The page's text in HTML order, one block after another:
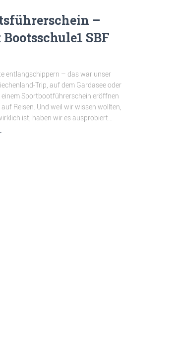
–
SBF
entlangschippern – das war unser
Trip, auf dem Gardasee oder
einem Sportbootführerschein eröffnen
Reisen. Und weil wir wissen wollten,
ist, haben wir es ausprobiert…